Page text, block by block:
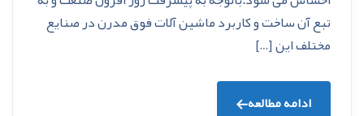
تبع آن ساخت و کاربرد ماشین آلات فوق مدرن در صنایع
مختلف این […]
ادامه مطالعه